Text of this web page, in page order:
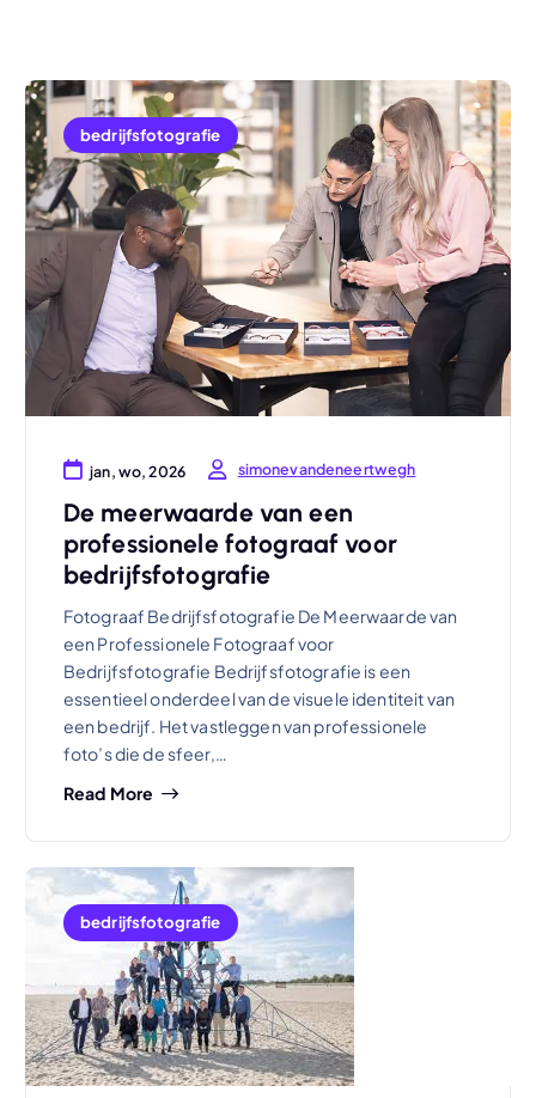
bedrijfsfotografie
jan, wo, 2026 simonevandeneertwegh
De meerwaarde van een
professionele fotograaf voor
bedrijfsfotografie
Fotograaf Bedrijfsfotografie De Meerwaarde van
een Professionele Fotograaf voor
Bedrijfsfotografie Bedrijfsfotografie is een
essentieel onderdeel van de visuele identiteit van
een bedrijf. Het vastleggen van professionele
foto’s die de sfeer,…
Read More
bedrijfsfotografie